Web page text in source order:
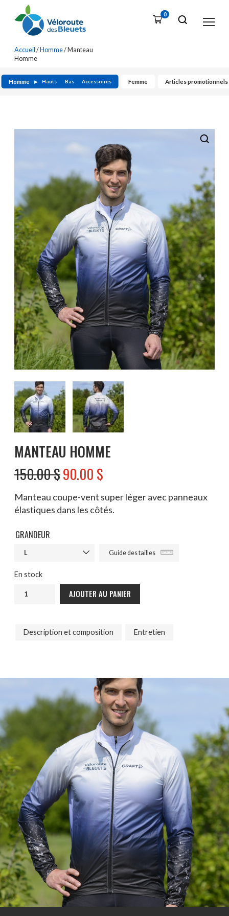
0
Accueil /Homme/ Manteau
Homme
MANTEAU HOMME
150.00$90.00 $
Manteau coupe-vent super léger avec panneaux
élastiques dans les côtés.
GRANDEUR
Guide des tailles
En stock
AJOUTER AU PANIER
Description et composition Entretien
Homme Hauts Bas Accessoires Femme Articles promotionnels